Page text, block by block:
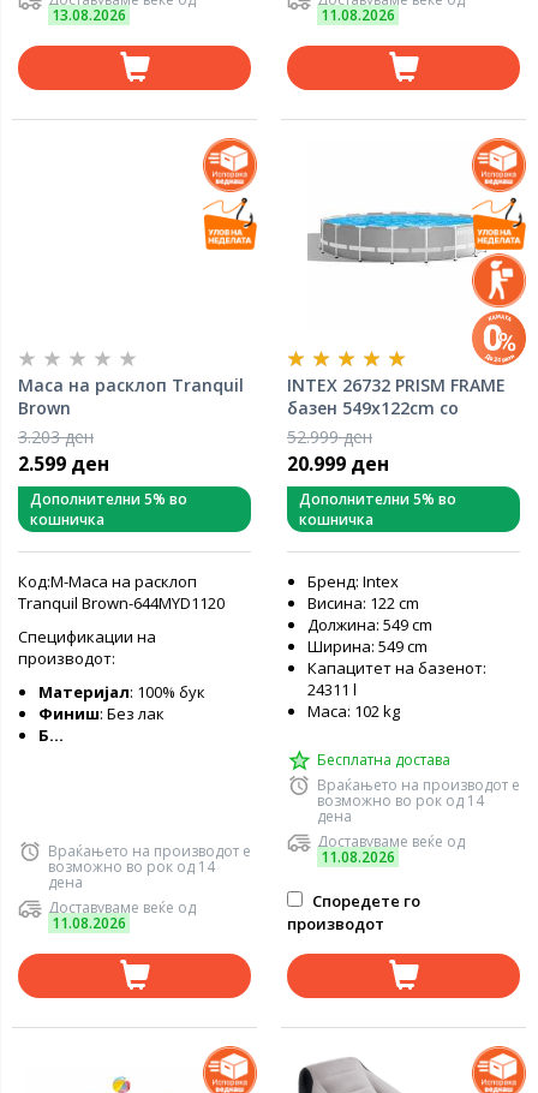
13.08.2026 11.08.2026
Маса на расклоп Tranquil
Brown
3.203 ден
2.599 ден
Дополнителни 5% во
кошничка
Код:М-Маса на расклоп
Tranquil Brown-644MYD1120
Спецификации на
производот:
Материјал: 100% бук
Финиш: Без лак
Б...
Враќањето на производот е
возможно во рок од 14
дена
Доставуваме веќе од
11.08.2026
INTEX 26732 PRISM FRAME
базен 549x122cm со
филтер пумпа (СЕТ)
52.999 ден
20.999 ден
Дополнителни 5% во
кошничка
Бренд: Intex
Висина: 122 cm
Должина: 549 cm
Ширина: 549 cm
Капацитет на базенот:
24311 l
Маса: 102 kg
Бесплатна достава
Враќањето на производот е
возможно во рок од 14
дена
Доставуваме веќе од
11.08.2026
Споредете го
производот